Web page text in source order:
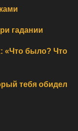
гадании
«Что было? Что
тебя обидел